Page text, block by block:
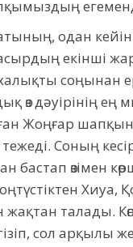
одан
екінші
халықты
өз дәуірінің
Жоңғар
Соның
бастап өзімен
талады.
сол арқылы